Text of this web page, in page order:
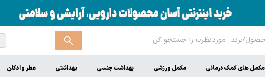
مکمل های کمک درمانی مکمل ورزشی بهداشت جنسی بهداشتی عطر و ادکلن